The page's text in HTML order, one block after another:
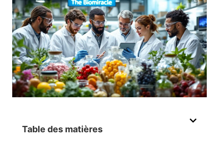
Table des matières